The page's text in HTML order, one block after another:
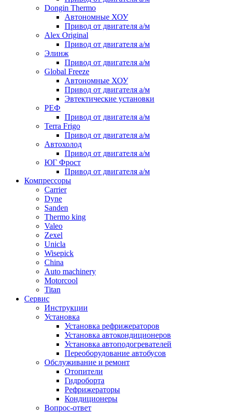
Dongin Thermo
Автономные ХОУ
Привод от двигателя а/м
Alex Original
Привод от двигателя а/м
Элинж
Привод от двигателя а/м
Global Freeze
Автономные ХОУ
Привод от двигателя а/м
Эвтектические установки
РЕФ
Привод от двигателя а/м
Terra Frigo
Привод от двигателя а/м
Автохолод
Привод от двигателя а/м
ЮГ Фрост
Привод от двигателя а/м
Компрессоры
Carrier
Dyne
Sanden
Thermo king
Valeo
Zexel
Unicla
Wisepick
China
Auto machinery
Motorcool
Titan
Сервис
Инструкции
Установка
Установка рефрижераторов
Установка автокондиционеров
Установка автоподогревателей
Переоборудование автобусов
Обслуживание и ремонт
Отопители
Гидроборта
Рефрижераторы
Кондиционеры
Вопрос-ответ